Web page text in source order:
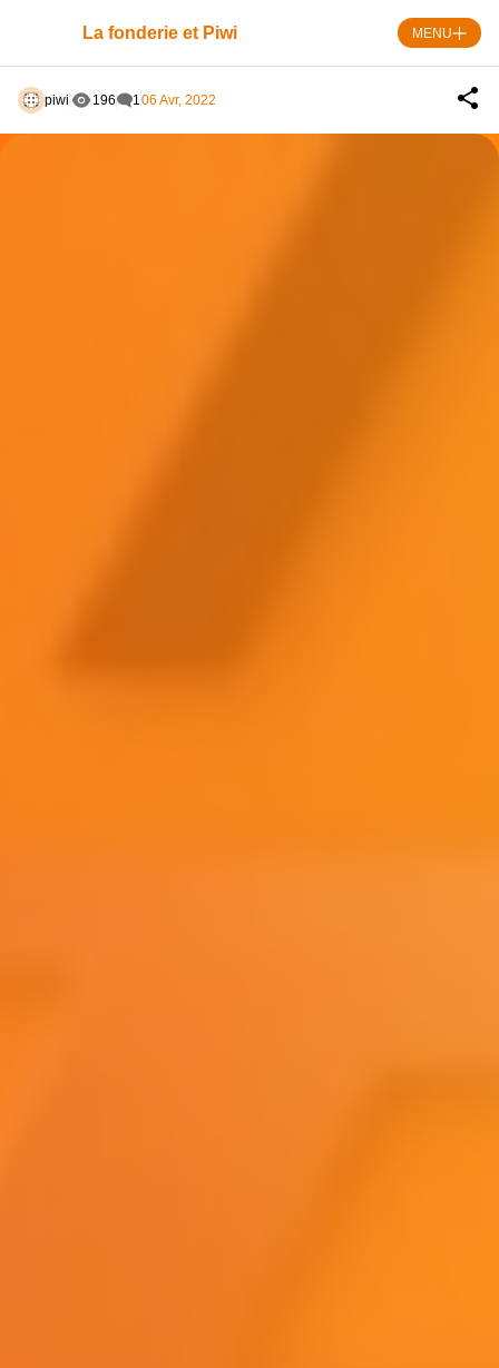
La fonderie et Piwi MENU
piwi 196 1 06 Avr, 2022